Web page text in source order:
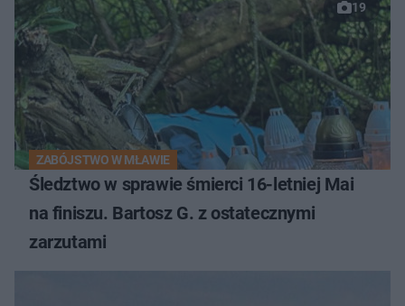
19
ZABÓJSTWO W MŁAWIE
Śledztwo w sprawie śmierci 16-letniej Mai
na finiszu. Bartosz G. z ostatecznymi
zarzutami